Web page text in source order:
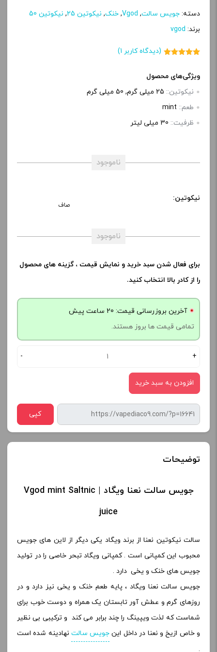
دسته: جویس سالت,
Vgod
, خنک, نیکوتین 25 , نیکوتین 50
برند: vgod
مشتری
(دیدگاه کاربر 1
)
ویژگی‌های محصول
نیکوتین:: 25 میلی گرم, 50 میلی گرم
طعم:: mint
ظرفیت:: 30 میلی‌ لیتر
ناموجود
نیکوتین:
صاف
ناموجود
برای فعال شدن سبد خرید و نمایش قیمت ، گزینه های محصول
را از کادر بالا انتخاب کنید.
آخرین بروزرسانی قیمت: 20 ساعت پیش
تمامی قیمت ها بروز هستند.
- +
افزودن به سبد خرید
کپی
توضیحات
جویس سالت نعنا ویگاد | Vgod mint Saltnic
juice
سالت نیکوتین نعنا از برند ویگاد یکی دیگر از لاین های جویس
محبوب این کمپانی است . کمپانی ویگاد تبحر خاصی را در تولید
جویس های خنک و یخی دارد .
جویس سالت نعنا ویگاد ، پایه طعم خنک و یخی نیز دارد و در
روزهای گرم و عطش آور تابستان یک همراه و دوست خوب برای
شماست که لذت ویپینگ را چند برابر می کند و ترکیبی بی نظیر
و خاص ازیخ و نعنا در داخل این جویس سالتنهادینه شده است
.